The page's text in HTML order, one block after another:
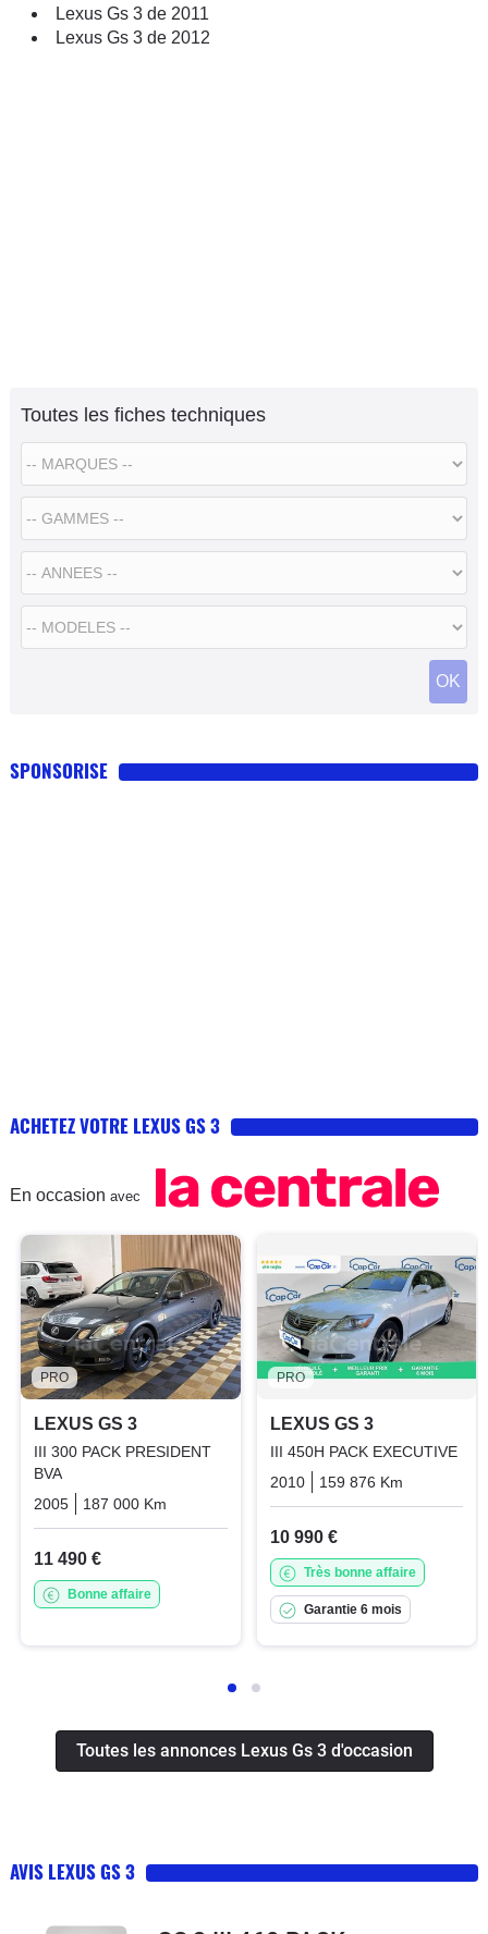
Lexus Gs 3 de 2011
Lexus Gs 3 de 2012
Toutes les fiches techniques
SPONSORISE
ACHETEZ VOTRE LEXUS GS 3
En occasion avec
PRO
LEXUS GS 3
III 300 PACK PRESIDENT
BVA
2005
187 000 Km Essence
11 490 €
Bonne affaire
PRO
LEXUS GS 3
III 450H PACK EXECUTIVE
2010
159 876 Km
10 990 €
Très bonne affaire
Garantie 6 mois
Toutes les annonces Lexus Gs 3 d'occasion
AVIS LEXUS GS 3